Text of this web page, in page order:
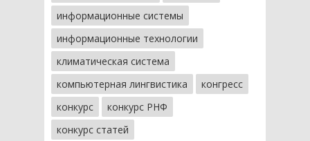
информационные системы
информационные технологии
климатическая система
компьютерная лингвистика
конгресс
конкурс
конкурс РНФ
конкурс статей